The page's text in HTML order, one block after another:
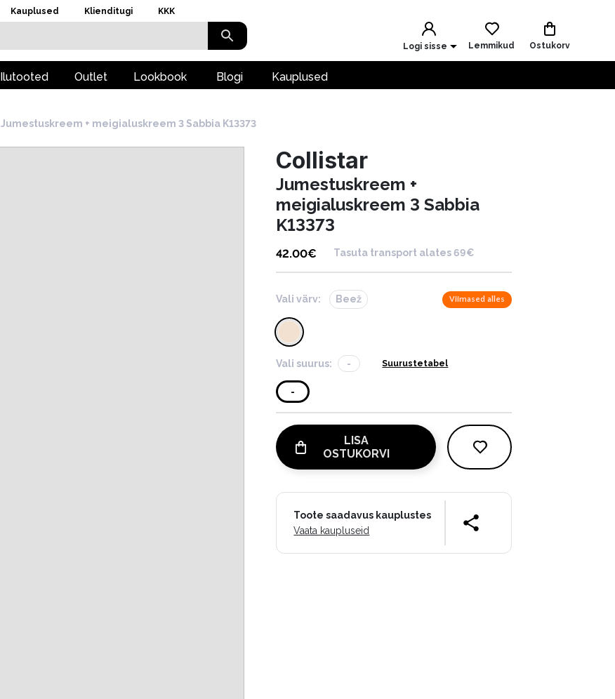
Kauplused Klienditugi KKK
Logi sisse Lemmikud Ostukorv
Ilutooted Outlet Lookbook Blogi Kauplused
Jumestuskreem + meigialuskreem 3 Sabbia K13373
Collistar
Jumestuskreem +
meigialuskreem 3 Sabbia
K13373
42.00€ Tasuta transport alates 69€
Vali värv: Beež Viimased alles
Vali suurus: - Suurustetabel
-
LISA
OSTUKORVI
Toote saadavus kauplustes
Vaata kaupluseid